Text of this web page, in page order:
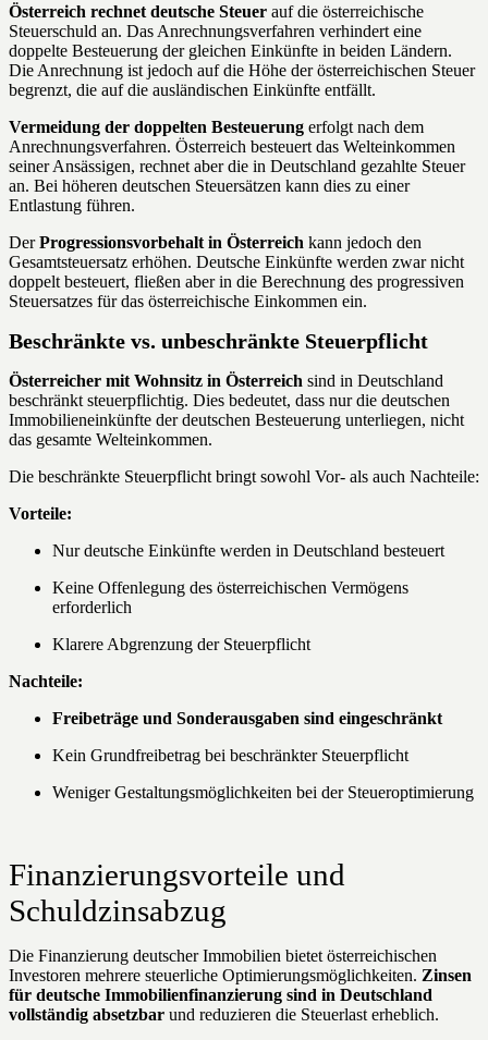
Österreich rechnet deutsche Steuer auf die österreichische
Steuerschuld an. Das Anrechnungsverfahren verhindert eine
doppelte Besteuerung der gleichen Einkünfte in beiden Ländern.
Die Anrechnung ist jedoch auf die Höhe der österreichischen Steuer
begrenzt, die auf die ausländischen Einkünfte entfällt.
Vermeidung der doppelten Besteuerung erfolgt nach dem
Anrechnungsverfahren. Österreich besteuert das Welteinkommen
seiner Ansässigen, rechnet aber die in Deutschland gezahlte Steuer
an. Bei höheren deutschen Steuersätzen kann dies zu einer
Entlastung führen.
DerProgressionsvorbehalt in Österreich kann jedoch den
Gesamtsteuersatz erhöhen. Deutsche Einkünfte werden zwar nicht
doppelt besteuert, fließen aber in die Berechnung des progressiven
Steuersatzes für das österreichische Einkommen ein.
Beschränkte vs. unbeschränkte Steuerpflicht
Österreicher mit Wohnsitz in Österreich sind in Deutschland
beschränkt steuerpflichtig. Dies bedeutet, dass nur die deutschen
Immobilieneinkünfte der deutschen Besteuerung unterliegen, nicht
das gesamte Welteinkommen.
Die beschränkte Steuerpflicht bringt sowohl Vor- als auch Nachteile:
Vorteile:
Nur deutsche Einkünfte werden in Deutschland besteuert
Keine Offenlegung des österreichischen Vermögens
erforderlich
Klarere Abgrenzung der Steuerpflicht
Nachteile:
Freibeträge und Sonderausgaben sind eingeschränkt
Kein Grundfreibetrag bei beschränkter Steuerpflicht
Weniger Gestaltungsmöglichkeiten bei der Steueroptimierung
Finanzierungsvorteile und
Schuldzinsabzug
Die Finanzierung deutscher Immobilien bietet österreichischen
Investoren mehrere steuerliche Optimierungsmöglichkeiten. Zinsen
für deutsche Immobilienfinanzierung sind in Deutschland
vollständig absetzbar und reduzieren die Steuerlast erheblich.